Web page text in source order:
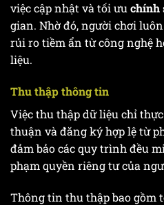
việc cập nhật và tối ưuchính
gian. Nhờ đó, người chơi
rủi ro tiềm ẩn từ công nghệ
liệu.
Thu thập thông tin
Việc thu thập dữ liệu chỉ
thuận và đăng ký hợp lệ từ
đảm bảo các quy trình đều
phạm quyền riêng tư của
Thông tin thu thập bao gồm